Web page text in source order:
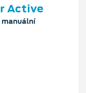
Active
manuální